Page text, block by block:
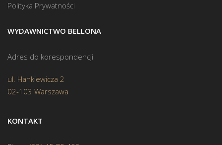
Polityka Prywatności
WYDAWNICTWO BELLONA
Adres do korespondencji
ul. Hankiewicza 2
02-103 Warszawa
KONTAKT